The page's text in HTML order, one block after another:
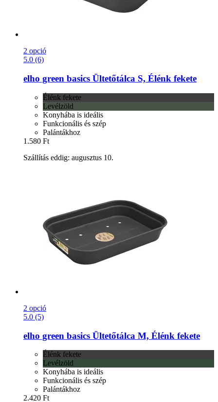
2 opció
5.0 (6)
elho green basics Ültetőtálca S, Élénk fekete
Élénk fekete
Levélzöld
Konyhába is ideális
Funkcionális és szép
Palántákhoz
1.580 Ft
Szállítás eddig: augusztus 10.
2 opció
5.0 (5)
elho green basics Ültetőtálca M, Élénk fekete
Élénk fekete
Levélzöld
Konyhába is ideális
Funkcionális és szép
Palántákhoz
2.420 Ft